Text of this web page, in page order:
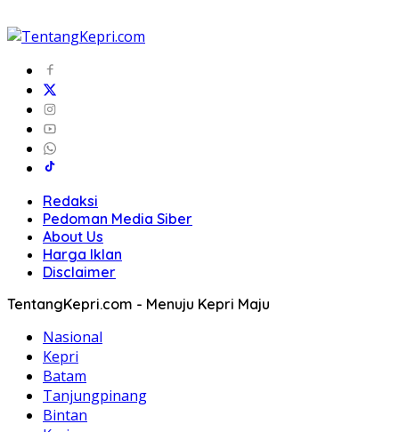
Redaksi
Pedoman Media Siber
About Us
Harga Iklan
Disclaimer
TentangKepri.com - Menuju Kepri Maju
Nasional
Kepri
Batam
Tanjungpinang
Bintan